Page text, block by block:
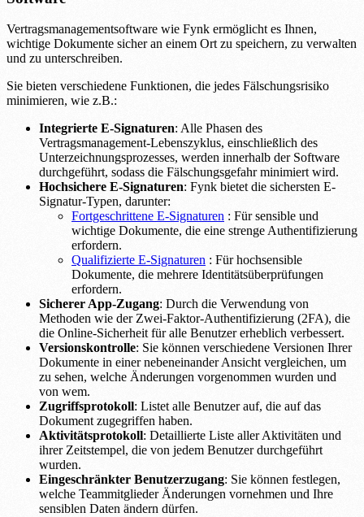
Vertragsmanagementsoftware wie Fynk ermöglicht es Ihnen,
wichtige Dokumente sicher an einem Ort zu speichern, zu verwalten
und zu unterschreiben.
Sie bieten verschiedene Funktionen, die jedes Fälschungsrisiko
minimieren, wie z.B.:
Integrierte E-Signaturen: Alle Phasen des
Vertragsmanagement-Lebenszyklus, einschließlich des
Unterzeichnungsprozesses, werden innerhalb der Software
durchgeführt, sodass die Fälschungsgefahr minimiert wird.
Hochsichere E-Signaturen: Fynk bietet die sichersten E-
Signatur-Typen, darunter:
Fortgeschrittene E-Signaturen : Für sensible und
wichtige Dokumente, die eine strenge Authentifizierung
erfordern.
Qualifizierte E-Signaturen : Für hochsensible
Dokumente, die mehrere Identitätsüberprüfungen
erfordern.
Sicherer App-Zugang: Durch die Verwendung von
Methoden wie der Zwei-Faktor-Authentifizierung (2FA), die
die Online-Sicherheit für alle Benutzer erheblich verbessert.
Versionskontrolle: Sie können verschiedene Versionen Ihrer
Dokumente in einer nebeneinander Ansicht vergleichen, um
zu sehen, welche Änderungen vorgenommen wurden und
von wem.
Zugriffsprotokoll: Listet alle Benutzer auf, die auf das
Dokument zugegriffen haben.
Aktivitätsprotokoll: Detaillierte Liste aller Aktivitäten und
ihrer Zeitstempel, die von jedem Benutzer durchgeführt
wurden.
Eingeschränkter Benutzerzugang: Sie können festlegen,
welche Teammitglieder Änderungen vornehmen und Ihre
sensiblen Daten ändern dürfen.